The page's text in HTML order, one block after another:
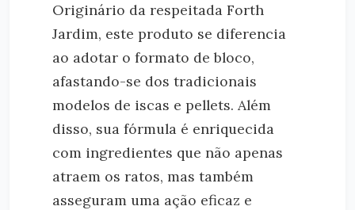
Originário da respeitada Forth
Jardim, este produto se diferencia
ao adotar o formato de bloco,
afastando-se dos tradicionais
modelos de iscas e pellets. Além
disso, sua fórmula é enriquecida
com ingredientes que não apenas
atraem os ratos, mas também
asseguram uma ação eficaz e